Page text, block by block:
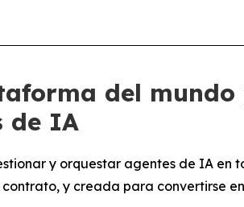
del
de IA
y orquestar agentes de IA en
y creada para convertirse